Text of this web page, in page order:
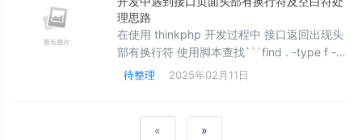
这种情况下升级到 macOS 10.15 或更新的
macOS）。
理思路
在使用 thinkphp 开发过程中 接口返回出现头
部有换行符 使用脚本查找```find . -type f -
name "*.php" | while read file; do if [ -z
待整理 2025年02月11日
« »